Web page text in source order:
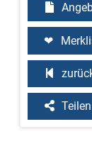
Teilen